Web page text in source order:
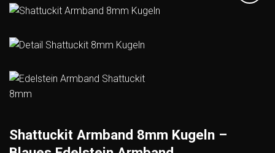
Shattuckit Armband 8mm Kugeln –